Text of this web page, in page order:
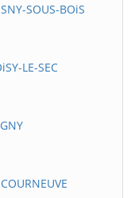
SOUS-BOiS
LE-SEC